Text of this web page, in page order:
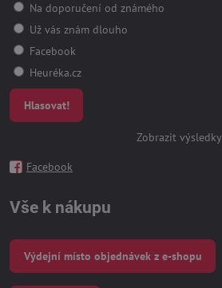
Na doporučení od známého
Už vás znám dlouho
Facebook
Heuréka.cz
Hlasovat!
Zobrazit výsledky
Facebook
Vše k nákupu
Výdejní místo objednávek z e-shopu